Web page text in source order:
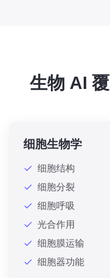
生物 AI
细胞生物学
细胞结构
细胞分裂
细胞呼吸
光合作用
细胞膜运输
细胞器功能